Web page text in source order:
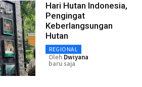
Hari Hutan Indonesia,
Pengingat
Keberlangsungan
Hutan
REGIONAL
Oleh Dwiyana
baru saja